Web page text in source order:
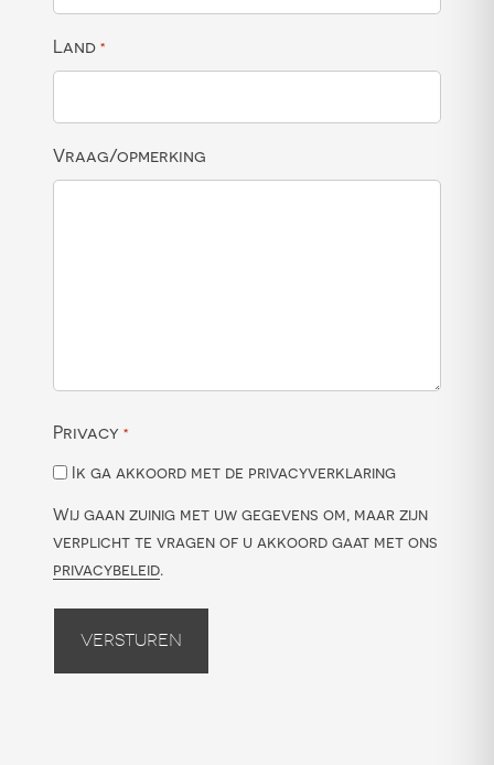
Land *
Vraag/opmerking
Privacy *
Ik ga akkoord met de privacyverklaring
Wij gaan zuinig met uw gegevens om, maar zijn
verplicht te vragen of u akkoord gaat met ons
privacybeleid.
Versturen